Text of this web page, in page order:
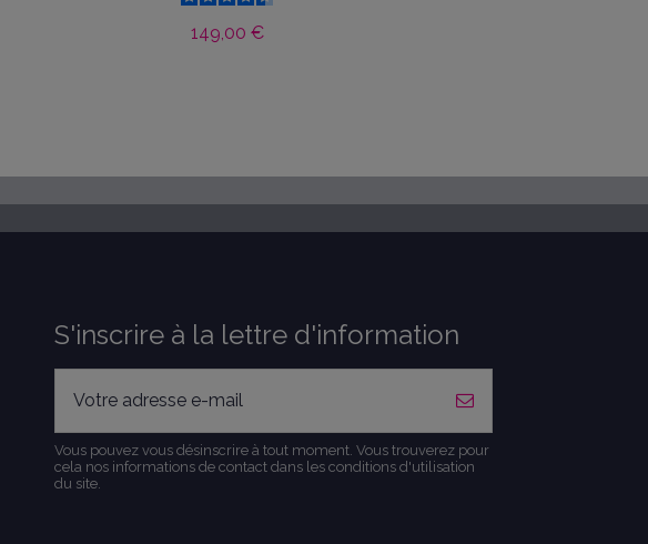
149,00 €
S'inscrire à la lettre d'information
Vous pouvez vous désinscrire à tout moment. Vous trouverez pour
cela nos informations de contact dans les conditions d'utilisation
du site.